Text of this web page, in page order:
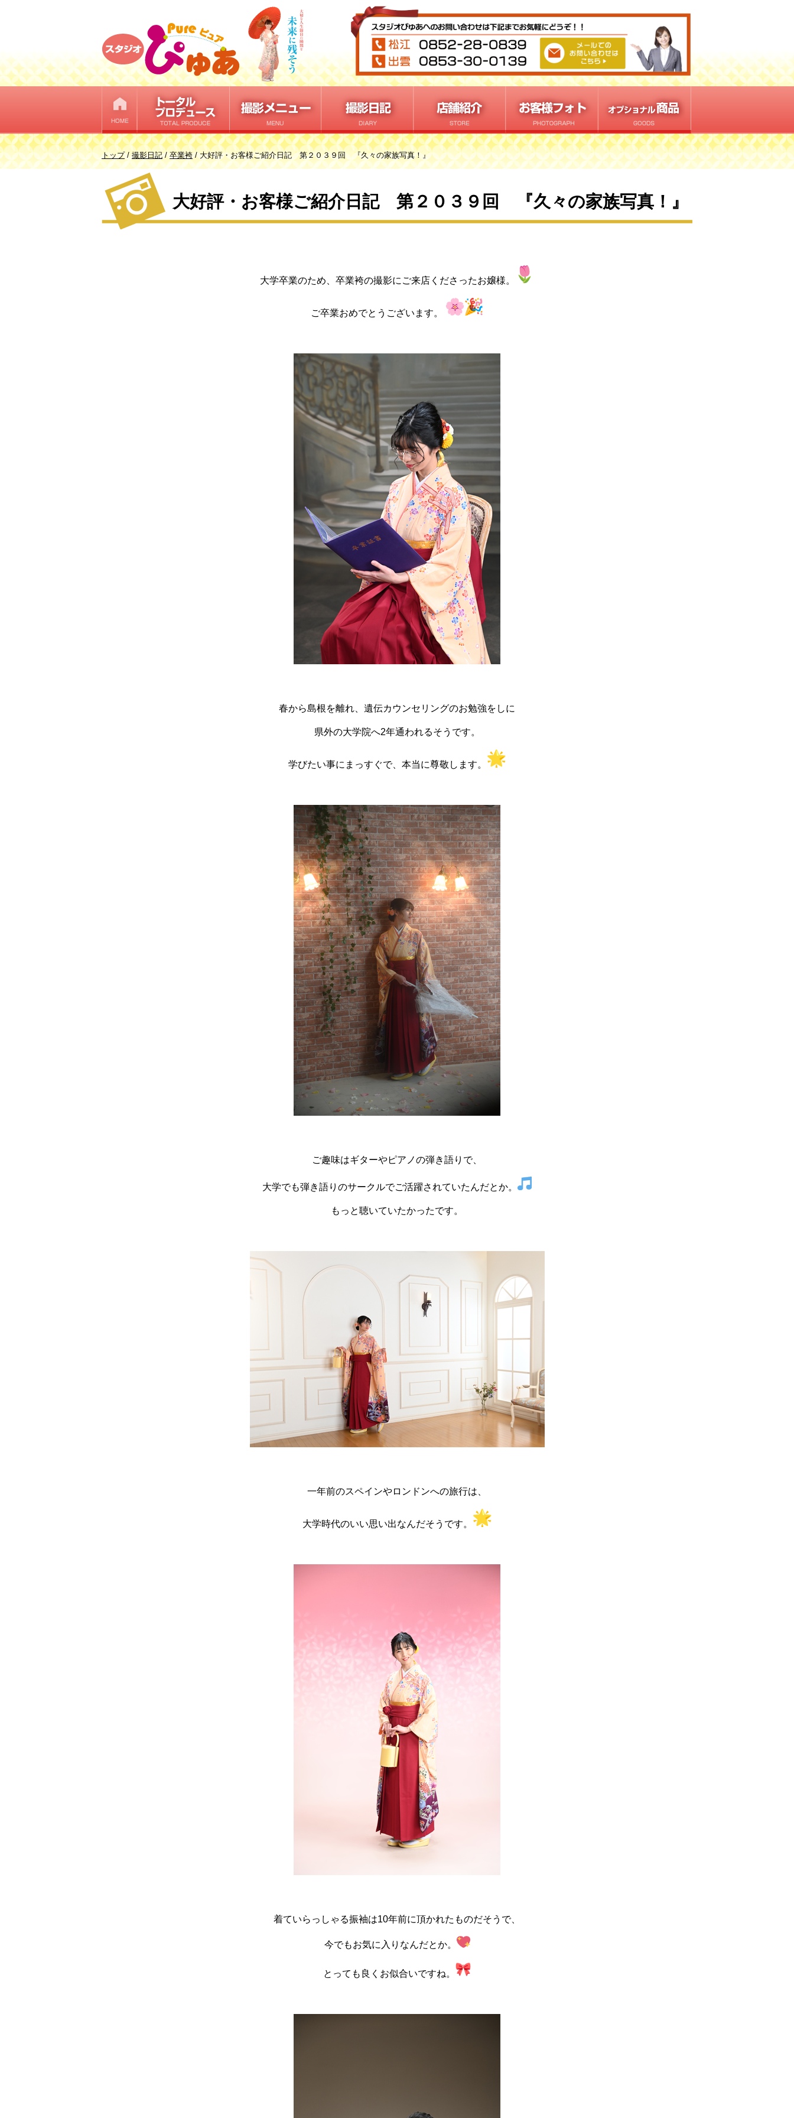
現
在
位
置：
トップ/撮影日記/卒業袴/大好評・お客様ご紹介日記 第２０３９回 『久々の家族写真！』
大好評・お客様ご紹介日記 第２０３９回 『久々の家族写真！』
大学卒業のため、卒業袴の撮影にご来店くださったお嬢様。
ご卒業おめでとうございます。
春から島根を離れ、遺伝カウンセリングのお勉強をしに
県外の大学院へ2年通われるそうです。
学びたい事にまっすぐで、本当に尊敬します。
ご趣味はギターやピアノの弾き語りで、
大学でも弾き語りのサークルでご活躍されていたんだとか。
もっと聴いていたかったです。
一年前のスペインやロンドンへの旅行は、
大学時代のいい思い出なんだそうです。
着ていらっしゃる振袖は10年前に頂かれたものだそうで、
今でもお気に入りなんだとか。
とっても良くお似合いですね。